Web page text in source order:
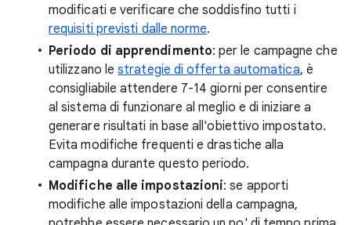
modificati e verificare che soddisfino tutti i
requisiti previsti dalle norme.
Periodo di apprendimento: per le campagne che
utilizzano lestrategie di offerta automatica, è
consigliabile attendere 7-14 giorni per consentire
al sistema di funzionare al meglio e di iniziare a
generare risultati in base all'obiettivo impostato.
Evita modifiche frequenti e drastiche alla
campagna durante questo periodo.
Modifiche alle impostazioni: se apporti
modifiche alle impostazioni della campagna,